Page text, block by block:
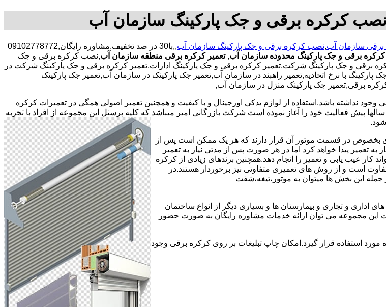
کرکره برقی و جک پارکینگ سازمان آب
برقی سازمان آب,نصب کرکره برقی و جک پارکینگ سازمان آب
,,با30 در صد تخفیف.مشاوره رایگان,09102778772
برقی و جک پارکینگ محدوده سازمان آب, تعمیر کرکره برقی منطقه سازمان آب,نصب کرکره برقی و جک
برقی و جک پارکینگ شرکت,تعمیر کرکره برقی و جک پارکینگ ادارات,تعمیر کرکره برقی و جک پارکینگ شرکت در
با نرخ اتحادیه,تعمیر راهبند در سازمان آب,تعمیر جک پارکینک در سازمان آب,تعمیر جک پارکینک
برقی,تعمیر جک پارکینک منزل در سازمان آب,
نداشته باشد.استفاده از لوازم یدکی اورجینال و با کیفیت و همچنین تعمیر اصولی همگی در تعمیرات کرکره
پیش فعالیت خود را آغاز نموده است شرکت بازرگانی امیر میباشد که کلیه پرسنل این مجموعه از افراد با تجربه
بخصوص در قسمت موتور آن قرار دارند که هر یک ممکن است پس از
تعمیر پیدا خواهد کرد اما در هر صورت پس از مدتی نیاز به تعمیر
عیب یابی و تعمیر را انجام دهد.همچنین برندهای زیادی از کرکره
است و از روش های تعمیری متفاوتی نیز برخوردار هستند.در
این بخش ها میتوان به موتور،تیغه،شفت
اداری و تجاری و بیمارستان ها و بسیاری دیگر از انواع ساختمان
این مجموعه می توان ارائه خدمات مشاوره رایگان به صورت حضور
استفاده قرار گیرد.امکان چاپ تبلیغات بر روی کرکره برقی وجود